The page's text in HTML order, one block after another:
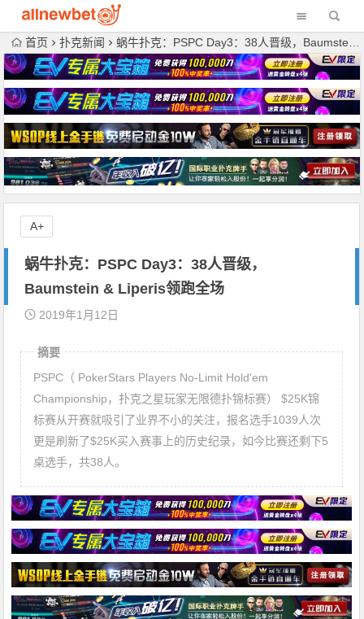
首页 扑克新闻 蜗牛扑克：PSPC Day3：38人晋级，Baumstein & Liperis领跑全场
蜗牛扑克：PSPC Day3：38人晋级，
Baumstein & Liperis领跑全场
2019年1月12日
摘要
PSPC（ PokerStars Players No-Limit Hold'em
Championship，扑克之星玩家无限德扑锦标赛） $25K锦
标赛从开赛就吸引了业界不小的关注，报名选手1039人次
更是刷新了$25K买入赛事上的历史纪录，如今比赛还剩下5
桌选手，共38人。
A+